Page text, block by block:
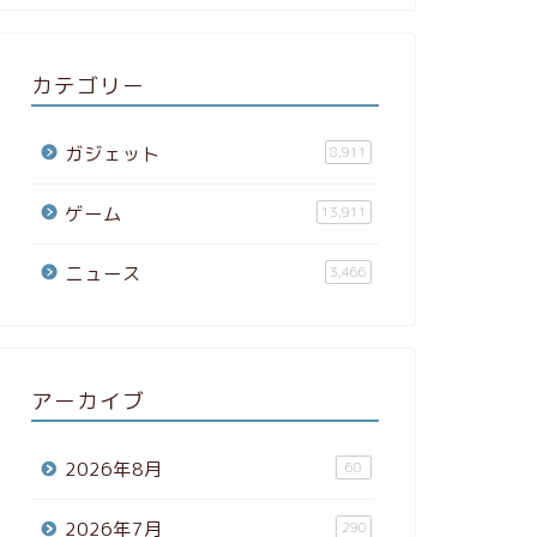
カテゴリー
ガジェット 8,911
ゲーム 13,911
ニュース 3,466
アーカイブ
2026年8月 60
2026年7月 290